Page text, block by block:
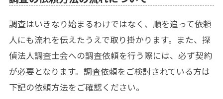
調査はいきなり始まるわけではなく、順を追って依頼
人にも流れを伝えたうえで取り掛かります。また、探
偵法人調査士会への調査依頼を行う際には、必ず契約
が必要となります。調査依頼をご検討されている方は
下記の依頼方法をご確認ください。